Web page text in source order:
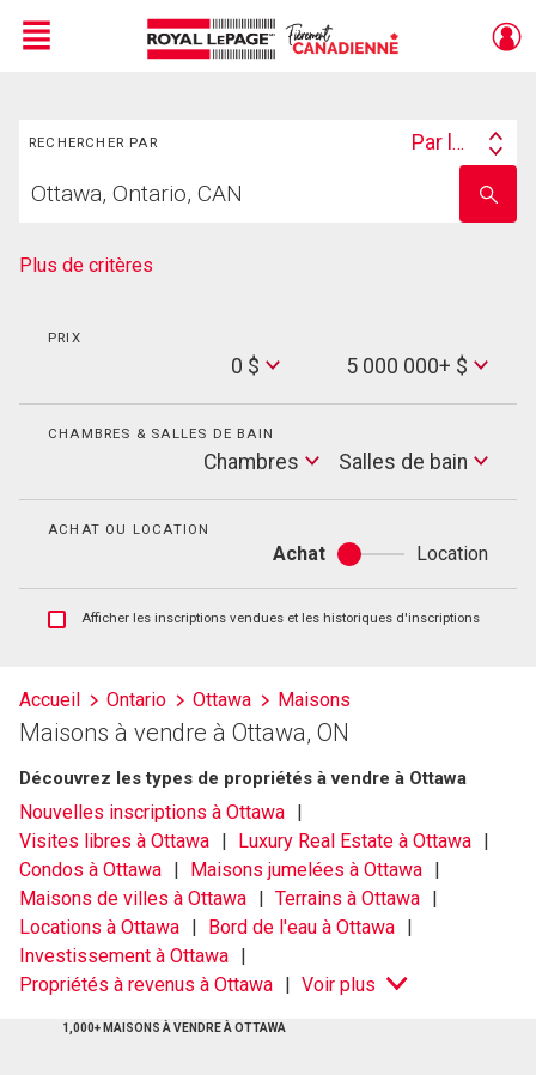
Menu
RECHERCHER PAR
Search
Par lieu
votre
nom
Plus de critères
PRIX
0 $
Max
Price
5 000 000+ $
CHAMBRES & SALLES DE BAIN
Chambres
Salles
de
Salles de bain
ACHAT OU LOCATION
Achat
Achat
ou
location
Location
Afficher
et
les
d'inscriptions
Afficher les inscriptions vendues et les historiques d'inscriptions
Accueil Ontario Ottawa Maisons
Maisons à vendre à Ottawa, ON
Découvrez les types de propriétés à vendre à Ottawa
Nouvelles inscriptions à Ottawa
Visites libres à Ottawa
Luxury Real Estate à Ottawa
Condos à Ottawa
Maisons jumelées à Ottawa
Maisons de villes à Ottawa
Terrains à Ottawa
Locations à Ottawa
Bord de l'eau à Ottawa
Investissement à Ottawa
Propriétés à revenus à Ottawa
Voir plus
1,000+ MAISONS À VENDRE À OTTAWA